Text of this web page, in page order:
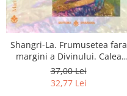
Shangri-La. Frumusetea fara
margini a Divinului. Calea
catre fericire
37,00 Lei
32,77 Lei